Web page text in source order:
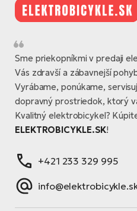
Sme priekopníkmi v predaji
Vás zdravší a zábavnejší
Vyrábame, ponúkame,
dopravný prostriedok, ktorý
Kvalitný elektrobicykel?
ELEKTROBICYKLE.SK!
+421 233 329 995